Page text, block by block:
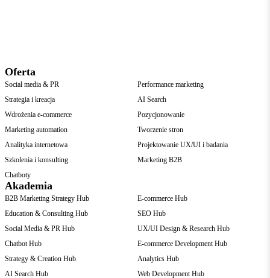
Oferta
Social media & PR
Performance marketing
Strategia i kreacja
AI Search
Wdrożenia e-commerce
Pozycjonowanie
Marketing automation
Tworzenie stron
Analityka internetowa
Projektowanie UX/UI i badania
Szkolenia i konsulting
Marketing B2B
Chatboty
Akademia
B2B Marketing Strategy Hub
E-commerce Hub
Education & Consulting Hub
SEO Hub
Social Media & PR Hub
UX/UI Design & Research Hub
Chatbot Hub
E-commerce Development Hub
Strategy & Creation Hub
Analytics Hub
AI Search Hub
Web Development Hub